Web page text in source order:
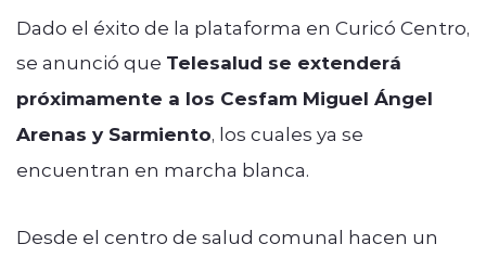
Dado el éxito de la plataforma en Curicó Centro,
se anunció que Telesalud se extenderá
próximamente a los Cesfam Miguel Ángel
Arenas y Sarmiento, los cuales ya se
encuentran en marcha blanca.
Desde el centro de salud comunal hacen un